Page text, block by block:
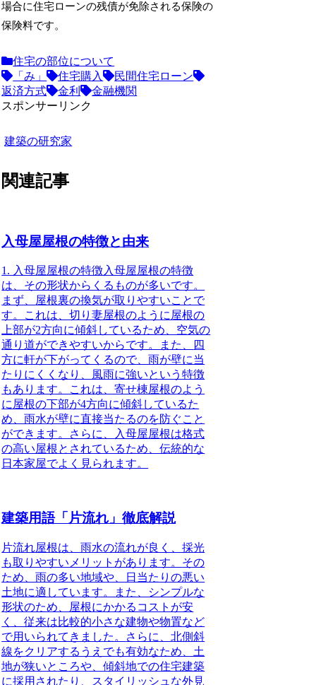
場合に住宅ローンの残債が免除される保険の
保険料です。
住宅の部位について
「み」
住宅購入
民間住宅ローン
返済方式
金利
金融機関
スポンサーリンク
建築の研究家
関連記事
入母屋屋根の特徴と由来
1. 入母屋屋根の特徴入母屋屋根の特徴
は、その形状からくるものが多いです。
まず、
屋根裏の換気が取りやすいことで
す。これは、切り妻屋根のように屋根の
上部が2方向に傾斜しているため、空気の
通り道ができやすいからです。また、
四
方に軒が下がってくるので、雨が壁に当
たりにくくなり、風雨に強いという特徴
もあります。これは、寄せ棟屋根のよう
に屋根の下部が4方向に傾斜しているた
め、雨水が壁に直接当たるのを防ぐこと
ができます。さらに、
入母屋屋根は格式
の高い屋根とされているため、伝統的な
日本家屋でよく見られます。
建築用語「片流れ」徹底解説
片流れ屋根は、雨水の流れが良く、採光
も取りやすいメリットがあります。 その
ため、雨の多い地域や、日当たりの悪い
土地に適しています。また、シンプルな
形状のため、屋根にかかるコストが安
く、従来は比較的小さな建物や物置など
で用いられてきました。
さらに、北側斜
線をクリアするうえでも有効なため、土
地が狭いところや、傾斜地での住宅建築
に採用されたり、スタイリッシュな外見